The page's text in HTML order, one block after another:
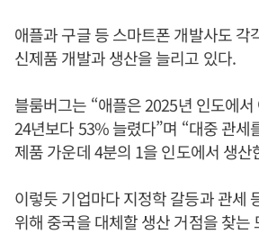
애플과 구글 등 스마트폰 개발사도 각
신제품 개발과 생산을 늘리고 있다.
블룸버그는 “애플은 2025년 인도에
24년보다 53% 늘렸다”며 “대중 관세
제품 가운데 4분의 1을 인도에서 생산
이렇듯 기업마다 지정학 갈등과 관세
위해 중국을 대체할 생산 거점을 찾는